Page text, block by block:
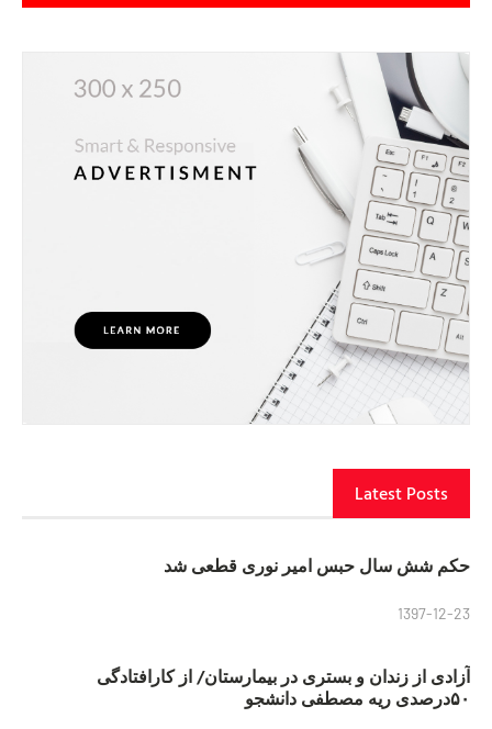
Latest Posts
حکم شش سال حبس امیر نوری قطعی شد
1397-12-23
آزادی از زندان و بستری در بیمارستان/ از کارافتادگی
۵۰درصدی ریه مصطفی دانشجو